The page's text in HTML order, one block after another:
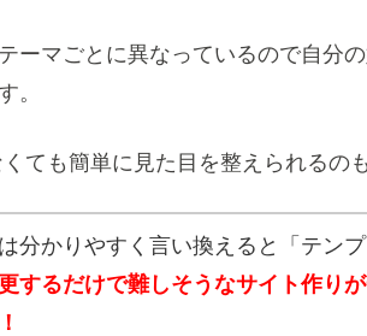
ーマごとに異なっているので自分
。
ても簡単に見た目を整えられるの
分かりやすく言い換えると「テン
するだけで難しそうなサイト作り